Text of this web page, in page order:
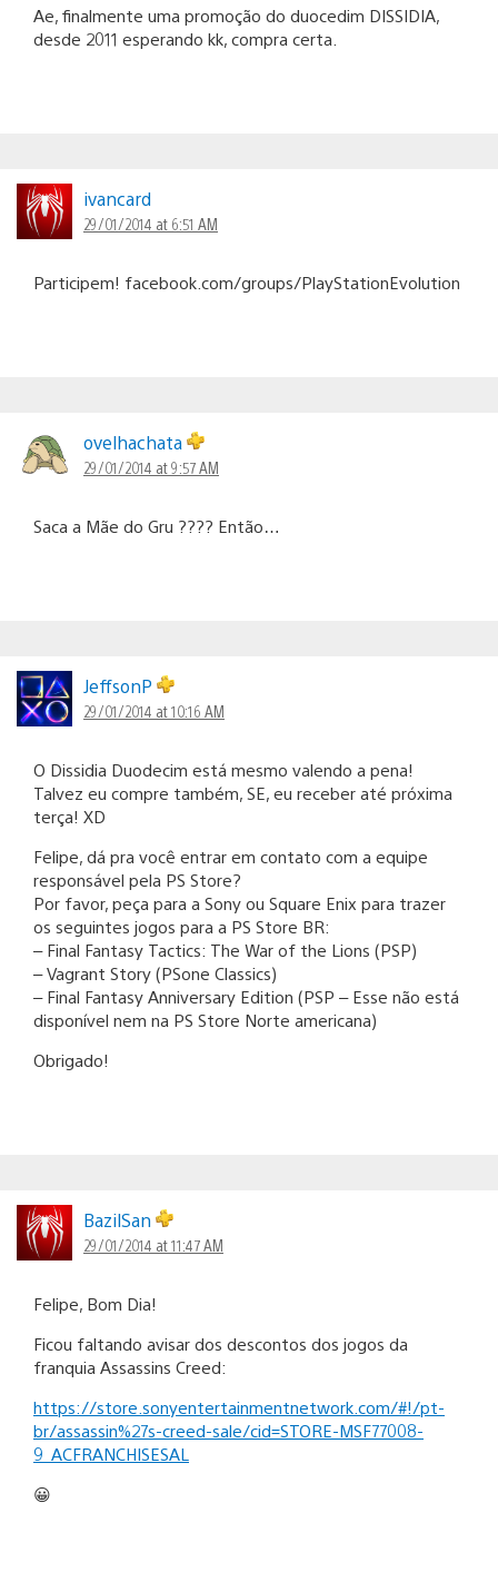
Ae, finalmente uma promoção do duocedim DISSIDIA,
desde 2011 esperando kk, compra certa.
ivancard
29/01/2014 at 6:51 AM
Participem! facebook.com/groups/PlayStationEvolution
ovelhachata
29/01/2014 at 9:57 AM
Saca a Mãe do Gru ???? Então…
JeffsonP
29/01/2014 at 10:16 AM
O Dissidia Duodecim está mesmo valendo a pena!
Talvez eu compre também, SE, eu receber até próxima
terça! XD
Felipe, dá pra você entrar em contato com a equipe
responsável pela PS Store?
Por favor, peça para a Sony ou Square Enix para trazer
os seguintes jogos para a PS Store BR:
– Final Fantasy Tactics: The War of the Lions (PSP)
– Vagrant Story (PSone Classics)
– Final Fantasy Anniversary Edition (PSP – Esse não está
disponível nem na PS Store Norte americana)
Obrigado!
BazilSan
29/01/2014 at 11:47 AM
Felipe, Bom Dia!
Ficou faltando avisar dos descontos dos jogos da
franquia Assassins Creed:
https://store.sonyentertainmentnetwork.com/#!/pt-
br/assassin%27s-creed-sale/cid=STORE-MSF77008-
9_ACFRANCHISESAL
😀